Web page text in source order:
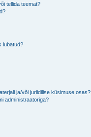
tellida teemat?
lubatud?
ja/või juriidilise küsimuse osas?
administraatoriga?